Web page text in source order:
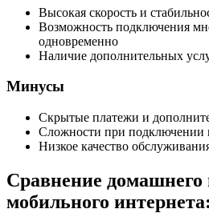
Высокая скорость и
Возможность подключения
одновременно
Наличие дополнительных
Минусы
Скрытые платежи и
Сложности при подключении
Низкое качество
Сравнение домашнего
мобильного